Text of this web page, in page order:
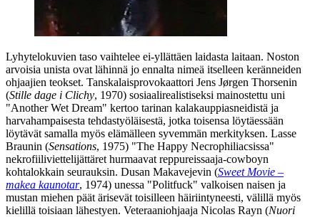
Lyhytelokuvien taso vaihtelee ei‑yllättäen laidasta laitaan. Noston
arvoisia unista ovat lähinnä jo ennalta nimeä itselleen keränneiden
ohjaajien teokset. Tanskalaisprovokaattori Jens Jørgen Thorsenin
(Stille dage i Clichy, 1970) sosiaalirealistiseksi mainostettu uni
"Another Wet Dream" kertoo tarinan kalakauppiasneidistä ja
harvahampaisesta tehdastyöläisestä, jotka toisensa löytäessään
löytävät samalla myös elämälleen syvemmän merkityksen. Lasse
Braunin (Sensations, 1975) "The Happy Necrophiliacsissa"
nekrofiiliviettelijättäret hurmaavat reppureissaaja-cowboyn
kohtalokkain seurauksin. Dusan Makavejevin (Sweet Movie –
makea kaunotar, 1974) unessa "Politfuck" valkoisen naisen ja
mustan miehen päät ärisevät toisilleen häiriintyneesti, välillä myös
kielillä toisiaan lähestyen. Veteraaniohjaaja Nicolas Rayn (Nuori